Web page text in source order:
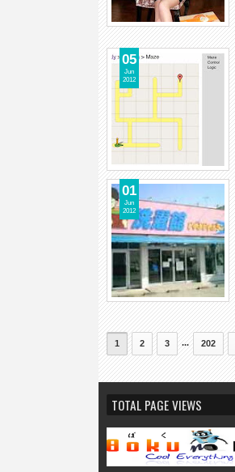
05
Jun
2012
01
Jun
2012
1 2 3 ... 202
TOTAL PAGE VIEWS